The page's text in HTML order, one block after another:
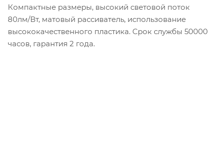
Компактные размеры, высокий световой поток
80лм/Вт, матовый рассиватель, использование
высококачественного пластика. Срок службы 50000
часов, гарантия 2 года.